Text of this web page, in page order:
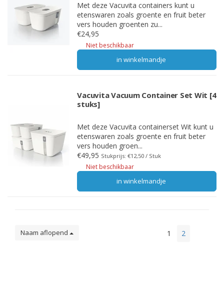
Met deze Vacuvita containers kunt u
etenswaren zoals groente en fruit beter
vers houden groenten zu...
€24,95
Niet beschikbaar
in winkelmandje
Vacuvita Vacuum Container Set Wit [4
stuks]
Met deze Vacuvita containerset Wit kunt u
etenswaren zoals groente en fruit beter
vers houden groen...
€49,95 Stukprijs: €12,50 / Stuk
Niet beschikbaar
in winkelmandje
Naam aflopend 1 2